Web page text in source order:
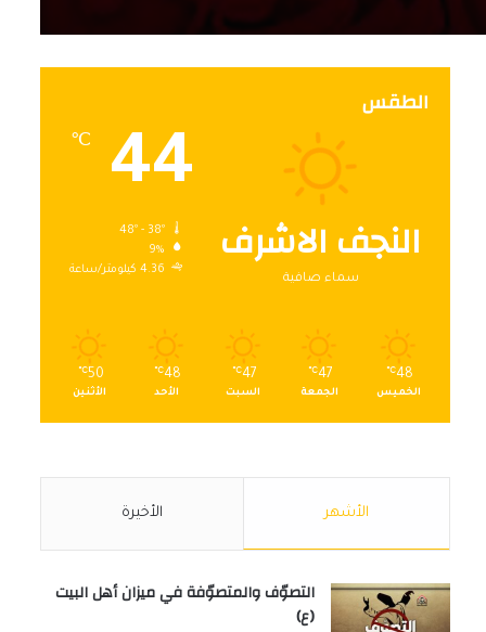
الطقس
النجف الاشرف
سماء صافية
44
℃
9%
4.36 كيلومتر/ساعة
48
℃
الخميس
47
℃
الجمعة
47
℃
السبت
48
℃
الأحد
50
℃
الأثنين
الأشهر الأخيرة
التصوّف والمتصوّفة في ميزان أهل البيت
(ع)